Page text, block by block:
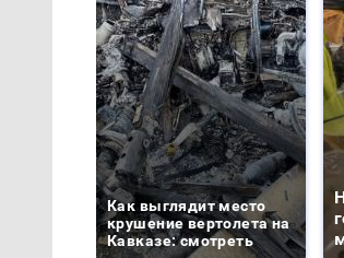
Как выглядит место
крушение вертолета на
Кавказе: смотреть